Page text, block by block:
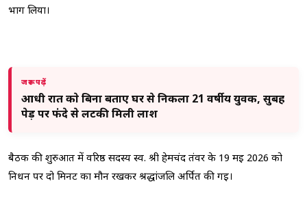
भाग लिया।
जरूर पढ़ें
आधी रात काे बिना बताए घर से निकला 21 वर्षीय युवक, सुबह
पेड़ पर फंदे से लटकी मिली लाश
बैठक की शुरुआत में वरिष्ठ सदस्य स्व. श्री हेमचंद तंवर के 19 मई 2026 को
निधन पर दो मिनट का मौन रखकर श्रद्धांजलि अर्पित की गई।